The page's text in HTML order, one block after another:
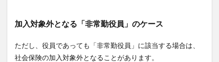
加入対象外となる「非常勤役員」のケース
ただし、役員であっても「非常勤役員」に該当する場合は、
社会保険の加入対象外となることがあります。